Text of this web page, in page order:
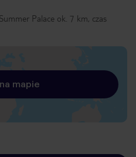
Palace ok. 7 km, czas
mapie